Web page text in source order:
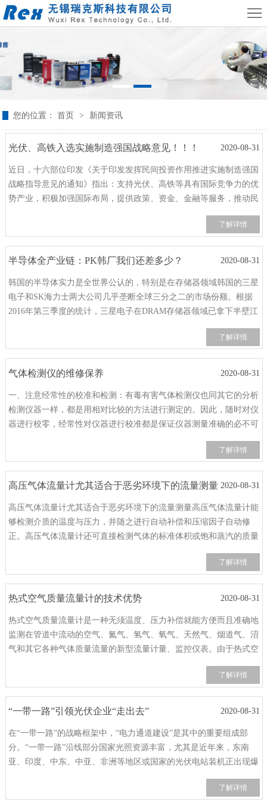
欢迎访问无锡瑞克斯科技有限公司公司官网！
返回首页|联系我们
首
页
气
量
流
量
控
中
心
闻
资
讯
服
务
示
校
资
于
们
联
我
们
您的位置：首页 > 新闻资讯
光伏、高铁入选实施制造强国战略意见！！！ 2020-08-31
近日，十六部位印发《关于印发发挥民间投资作用推进实施制造强国
战略指导意见的通知》指出：支持光伏、高铁等具有国际竞争力的优
势产业，积极加强国际布局，提供政策、资金、金融等服务，推动民
发展和改革委员会、科学技术部财政部、环境保护部、商务部、中国
了解详情
半导体全产业链：PK韩厂我们还差多少？ 2020-08-31
韩国的半导体实力是全世界公认的，特别是在存储器领域韩国的三星
电子和SK海力士两大公司几乎垄断全球三分之二的市场份额。根据
2016年第三季度的统计，三星电子在DRAM存储器领域已拿下半壁江
市场份额。而在NAND FLASH这一块，三星电子占全球市占率的
了解详情
气体检测仪的维修保养 2020-08-31
一、注意经常性的校准和检测：有毒有害气体检测仪也同其它的分析
检测仪器一样，都是用相对比较的方法进行测定的。因此，随时对仪
器进行校零，经常性对仪器进行校准都是保证仪器测量准确的必不可
了解详情
高压气体流量计尤其适合于恶劣环境下的流量测量 2020-08-31
高压气体流量计尤其适合于恶劣环境下的流量测量高压气体流量计能
够检测介质的温度与压力，井随之进行自动补偿和压缩因子自动修
正。高压气体流量计还可直接检测气体的标准体积或饱和蒸汽的质量
了解详情
热式空气质量流量计的技术优势 2020-08-31
热式空气质量流量计是一种无须温度、压力补偿就能方便而且准确地
监测在管道中流动的空气、氮气、氢气、氧气、天然气、烟道气、沼
气和其它各种气体质量流量的新型流量计量、监控仪表。由于热式空
其是插入式流量计，使最困难的大管径、低流速的流量测量变得
了解详情
“一带一路”引领光伏企业“走出去” 2020-08-31
在“一带一路”的战略框架中，“电力通道建设”是其中的重要组成部
分。“一带一路”沿线部分国家光照资源丰富，尤其是近年来，东南
亚、印度、中东、中亚、非洲等地区或国家的光伏电站装机正出现爆
了解详情